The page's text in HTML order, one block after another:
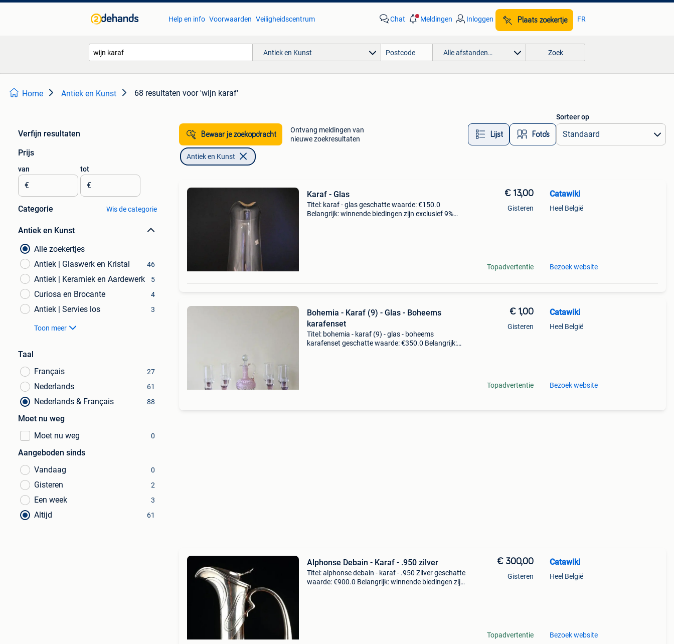
Help en info Voorwaarden Veiligheidscentrum Chat Meldingen Inloggen Plaats zoekertje FR
Antiek en Kunst Alle afstanden… Zoek
Home Antiek en Kunst 68 resultaten voor 'wijn karaf'
Verfijn resultaten
Prijs
van
€
tot
€
Categorie Wis de categorie
Antiek en Kunst
Alle zoekertjes
Antiek | Glaswerk en Kristal
46
Antiek | Keramiek en Aardewerk 5
Curiosa en Brocante 4
Antiek | Servies los 3
Toon meer
Taal
Français
27
Nederlands 61
Nederlands & Français 88
Moet nu weg
Moet nu weg
0
Aangeboden sinds
Vandaag
0
Gisteren 2
Een week 3
Altijd 61
Bewaar je zoekopdracht
Ontvang meldingen van
nieuwe zoekresultaten
Lijst Foto’s
Sorteer op
Antiek en Kunst
Karaf - Glas
Titel: karaf - glas geschatte waarde: €150.0
Belangrijk: winnende biedingen zijn exclusief 9%
€ 13,00
Gisteren
Topadvertentie
Catawiki
Heel België
Bezoek website
Bohemia - Karaf (9) - Glas - Boheems
karafenset
Titel: bohemia - karaf (9) - glas - boheems
karafenset geschatte waarde: €350.0 Belangrijk:
€ 1,00
Gisteren
Topadvertentie
Catawiki
Heel België
Bezoek website
Alphonse Debain - Karaf - .950 zilver
Titel: alphonse debain - karaf - .950 Zilver geschatte
waarde: €900.0 Belangrijk: winnende biedingen zijn
€ 300,00
Gisteren
Topadvertentie
Catawiki
Heel België
Bezoek website